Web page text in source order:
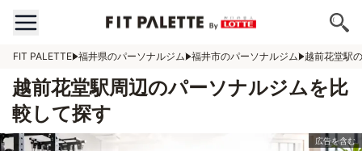
FIT PALETTE 福井県のパーソナルジム 福井市のパーソナルジム 越前花堂駅
越前花堂駅周辺のパーソナルジムを比
較して探す